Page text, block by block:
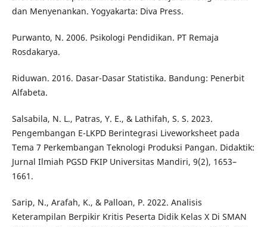
dan Menyenankan. Yogyakarta: Diva Press.
Purwanto, N. 2006. Psikologi Pendidikan. PT Remaja
Rosdakarya.
Riduwan. 2016. Dasar-Dasar Statistika. Bandung: Penerbit
Alfabeta.
Salsabila, N. L., Patras, Y. E., & Lathifah, S. S. 2023.
Pengembangan E-LKPD Berintegrasi Liveworksheet pada
Tema 7 Perkembangan Teknologi Produksi Pangan. Didaktik:
Jurnal Ilmiah PGSD FKIP Universitas Mandiri, 9(2), 1653–
1661.
Sarip, N., Arafah, K., & Palloan, P. 2022. Analisis
Keterampilan Berpikir Kritis Peserta Didik Kelas X Di SMAN